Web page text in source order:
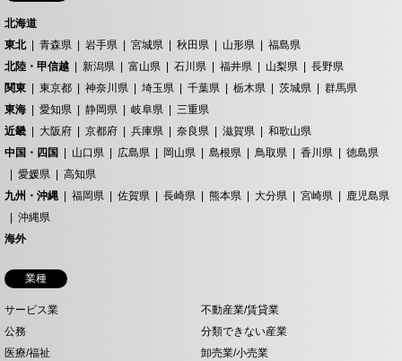
北海道
東北
青森県 岩手県 宮城県 秋田県 山形県
福島県
北陸・甲信越
新潟県 富山県 石川県 福井県 山梨県
長野県
関東
東京都 神奈川県 埼玉県 千葉県 栃木県 茨城県
群馬県
東海
愛知県 静岡県 岐阜県
三重県
近畿
大阪府 京都府 兵庫県 奈良県 滋賀県
和歌山県
中国・四国
山口県 広島県 岡山県 島根県 鳥取県 香川県
徳島県
愛媛県
高知県
九州・沖縄
福岡県 佐賀県 長崎県 熊本県 大分県 宮崎県
鹿児島県
沖縄県
海外
業種
サービス業
不動産業/賃貸業
公務
分類できない産業
医療/福祉
卸売業/小売業